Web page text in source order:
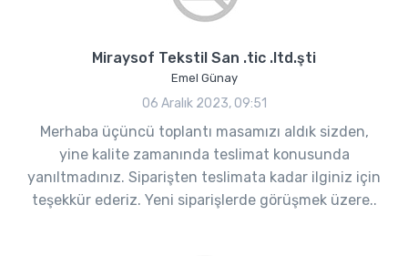
Miraysof Tekstil San .tic .ltd.şti
Emel Günay
06 Aralık 2023, 09:51
Merhaba üçüncü toplantı masamızı aldık sizden,
yine kalite zamanında teslimat konusunda
yanıltmadınız. Siparişten teslimata kadar ilginiz için
teşekkür ederiz. Yeni siparişlerde görüşmek üzere..